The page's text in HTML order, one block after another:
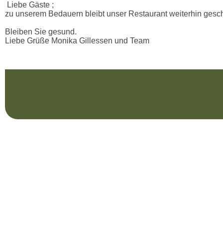
Liebe Gäste ;
zu unserem Bedauern bleibt unser Restaurant weiterhin
Bleiben Sie gesund.
Liebe Grüße Monika Gillessen und Team